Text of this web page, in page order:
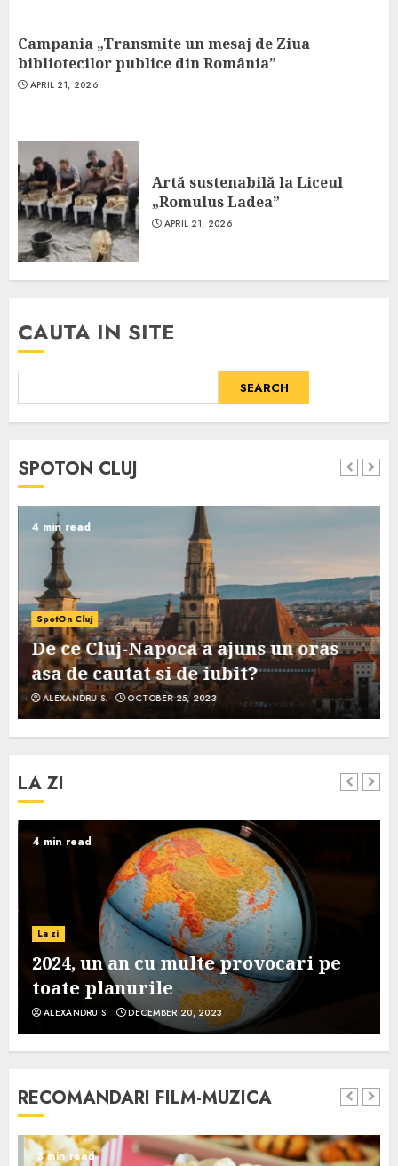
Campania „Transmite un mesaj de Ziua
bibliotecilor publice din România”
APRIL 21, 2026
Artă sustenabilă la Liceul
„Romulus Ladea”
APRIL 21, 2026
CAUTA IN SITE
SEARCH
SPOTON CLUJ
4 min read
SpotOn Cluj
De ce Cluj-Napoca a ajuns un oras
asa de cautat si de iubit?
ALEXANDRU S. OCTOBER 25, 2023
LA ZI
4 min read
La zi
2024, un an cu multe provocari pe
toate planurile
ALEXANDRU S. DECEMBER 20, 2023
RECOMANDARI FILM-MUZICA
3 min read